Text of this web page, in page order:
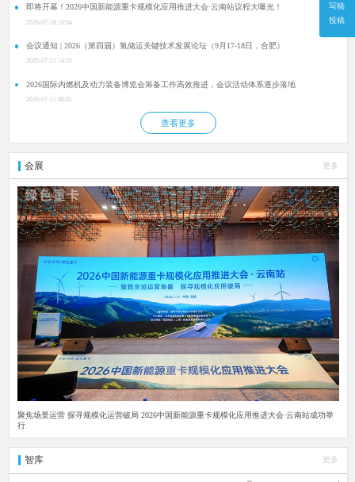
写稿
投稿
即将开幕！2026中国新能源重卡规模化应用推进大会·云南站议程大曝光！
2026-07-28 10:04
会议通知 | 2026（第四届）氢储运关键技术发展论坛（9月17-18日，合肥）
2026-07-21 14:55
2026国际内燃机及动力装备博览会筹备工作高效推进，会议活动体系逐步落地
2026-07-21 08:01
查看更多
会展 更多
聚焦场景运营 探寻规模化运营破局 2026中国新能源重卡规模化应用推进大会·云南站成功举
行
智库 更多